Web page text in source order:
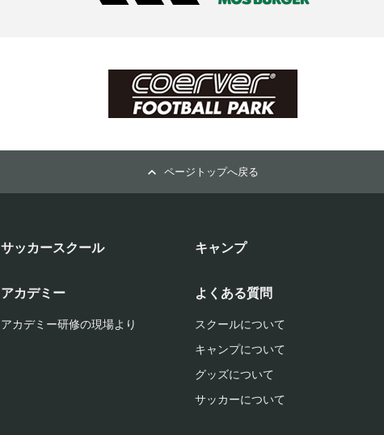
ページトップへ戻る
サッカースクール キャンプ
アカデミー
アカデミー研修の現場より
よくある質問
スクールについて
キャンプについて
グッズについて
サッカーについて